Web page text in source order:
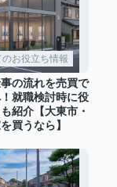
お役立ち情報
の流れを売買で
就職検討時に役
紹介【大東市・
買うなら】